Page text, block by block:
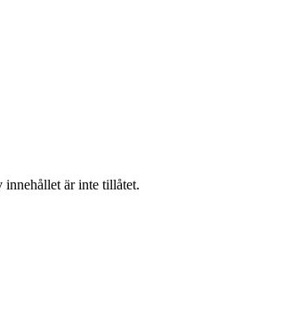
är inte tillåtet.